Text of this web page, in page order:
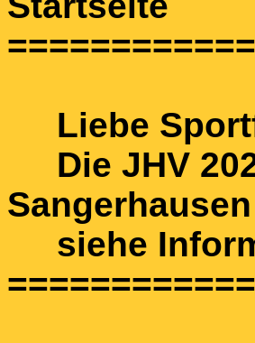
Liebe
Die JHV
siehe